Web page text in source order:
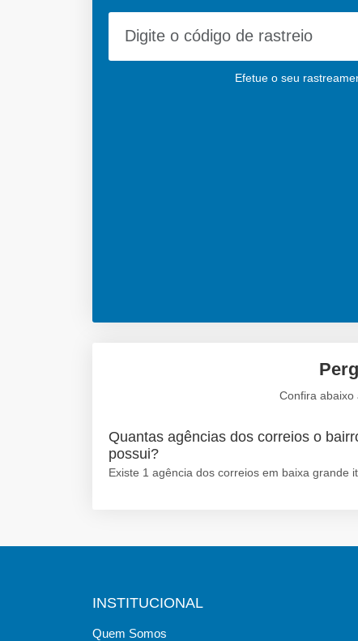
Efetue o seu
Confira abaixo
Quantas agências dos correios o
possui?
Existe 1 agência dos correios em baixa grande
INSTITUCIONAL
Quem Somos